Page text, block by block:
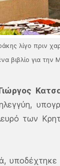
λίγο πριν
βιβλίο για την
των
υποδέχτηκε